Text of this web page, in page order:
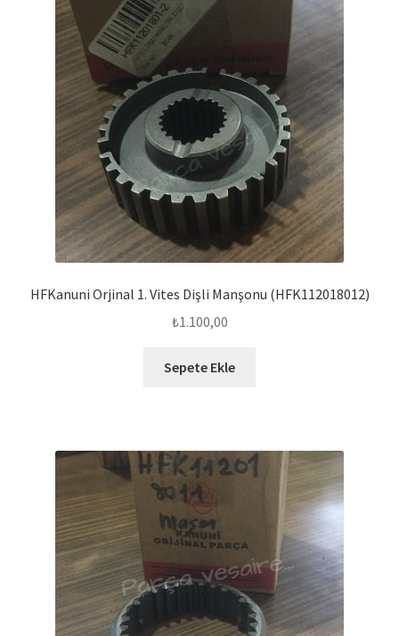
HFKanuni Orjinal 1. Vites Dişli Manşonu (HFK112018012)
₺1.100,00
Sepete Ekle